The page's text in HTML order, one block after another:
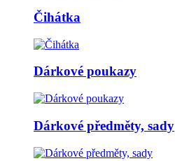
Čihátka
Dárkové poukazy
Dárkové předměty, sady